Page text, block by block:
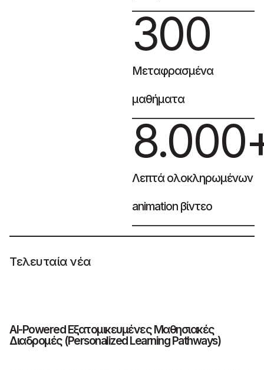
Μεταφρασμένα
μαθήματα
300
Λεπτά ολοκληρωμένων
animation βίντεο
8.000
Τελευταία νέα
AI-Powered Εξατομικευμένες Μαθησιακές
Διαδρομές (Personalized Learning Pathways)